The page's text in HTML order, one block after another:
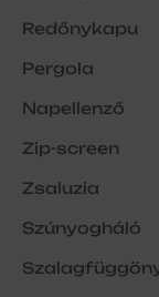
Redőnykapu
Pergola
Napellenző
Zip-screen
Zsaluzia
Szúnyogháló